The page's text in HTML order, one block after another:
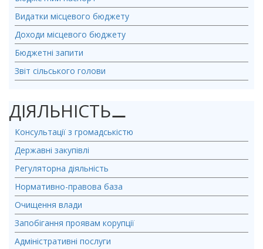
Видатки місцевого бюджету
Доходи місцевого бюджету
Бюджетні запити
Звіт сільського голови
ДІЯЛЬНІСТЬ⚊
Консультації з громадськістю
Державні закупівлі
Регуляторна діяльність
Нормативно-правова база
Очищення влади
Запобігання проявам корупції
Адміністративні послуги